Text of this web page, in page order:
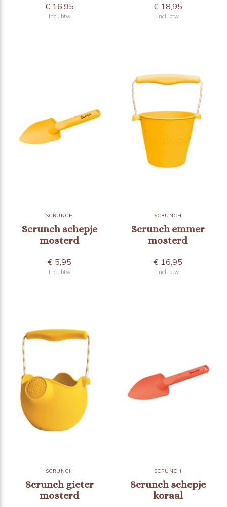
€ 16,95
Incl. btw
€ 18,95
Incl. btw
SCRUNCH
Scrunch schepje
mosterd
€ 5,95
Incl. btw
SCRUNCH
Scrunch emmer
mosterd
€ 16,95
Incl. btw
SCRUNCH
Scrunch gieter
mosterd
SCRUNCH
Scrunch schepje
koraal